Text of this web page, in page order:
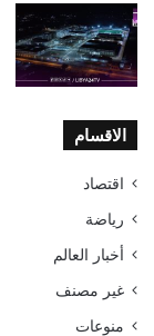
الاقسام
اقتصاد
رياضة
أخبار العالم
غير مصنف
منوعات